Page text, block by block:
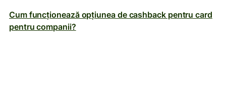
Cum funcționează opțiunea de cashback pentru card
pentru companii?